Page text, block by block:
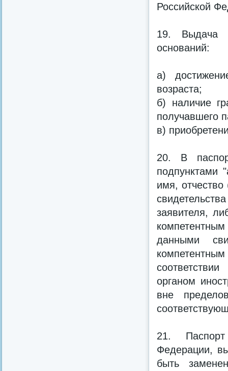
Российской
19. Выдача
оснований:
а)
возраста;
б) наличие
получавшего
в)
20. В
подпунктами
имя,
заявителя,
компетентным
данными
органом
вне
21. Паспорт
Федерации,
быть